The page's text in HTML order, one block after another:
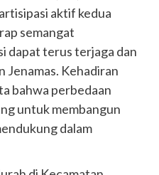
aktif kedua
semangat
dapat terus terjaga dan
Jenamas. Kehadiran
bahwa perbedaan
untuk membangun
dalam